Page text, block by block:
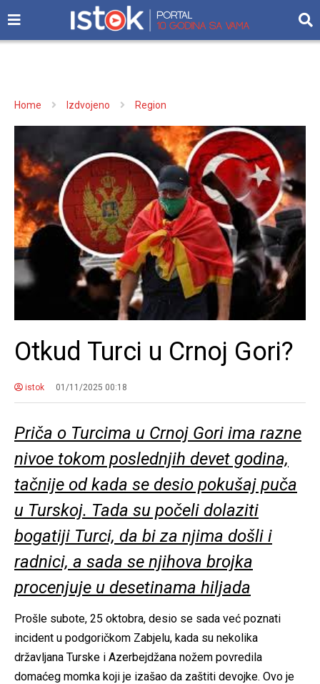
Home Izdvojeno Region
Otkud Turci u Crnoj Gori?
istok 01/11/2025 00:18
Priča o Turcima u Crnoj Gori ima razne
nivoe tokom poslednjih devet godina,
tačnije od kada se desio pokušaj puča
u Turskoj. Tada su počeli dolaziti
bogatiji Turci, da bi za njima došli i
radnici, a sada se njihova brojka
procenjuje u desetinama hiljada
Prošle subote, 25 oktobra, desio se sada već poznati
incident u podgoričkom Zabjelu, kada su nekolika
državljana Turske i Azerbejdžana nožem povredila
domaćeg momka koji je izašao da zaštiti devojke. Ovo je